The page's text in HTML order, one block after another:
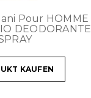
Pour HOMME
DEODORANTE
KAUFEN